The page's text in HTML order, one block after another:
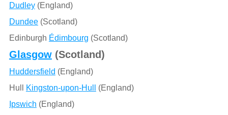
Dudley(England)
Dundee(Scotland)
Edinburgh Édimbourg (Scotland)
Glasgow(Scotland)
Huddersfield (England)
Hull
Kingston-upon-Hull
(England)
Ipswich (England)